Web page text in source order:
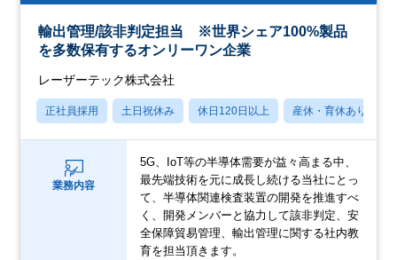
輸出管理/該非判定担当 ※世界シェア100%製品
を多数保有するオンリーワン企業
レーザーテック株式会社
正社員採用 土日祝休み 休日120日以上 産休・育休あり
業務内容
5G、IoT等の半導体需要が益々高まる中、
最先端技術を元に成長し続ける当社にとっ
て、半導体関連検査装置の開発を推進すべ
く、開発メンバーと協力して該非判定、安
全保障貿易管理、輸出管理に関する社内教
育を担当頂きます。